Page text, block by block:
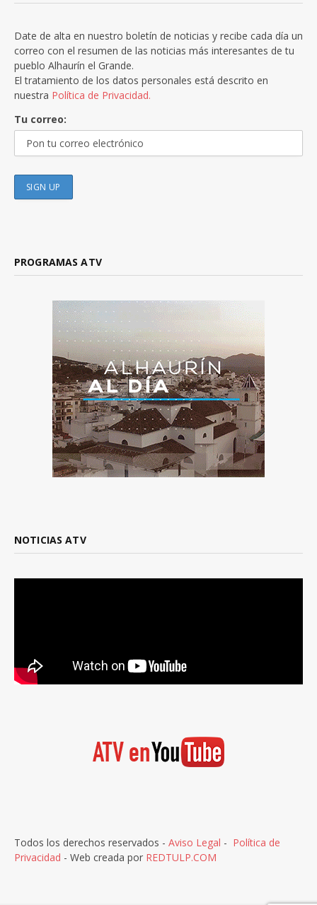
Date de alta en nuestro boletín de noticias y recibe cada día un
correo con el resumen de las noticias más interesantes de tu
pueblo Alhaurín el Grande.
El tratamiento de los datos personales está descrito en
nuestra Política de Privacidad.
Tu correo:
PROGRAMAS ATV
NOTICIAS ATV
Todos los derechos reservados - Aviso Legal - Política de
Privacidad - Web creada por REDTULP.COM